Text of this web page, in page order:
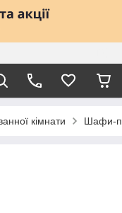
кімнати Шафи-